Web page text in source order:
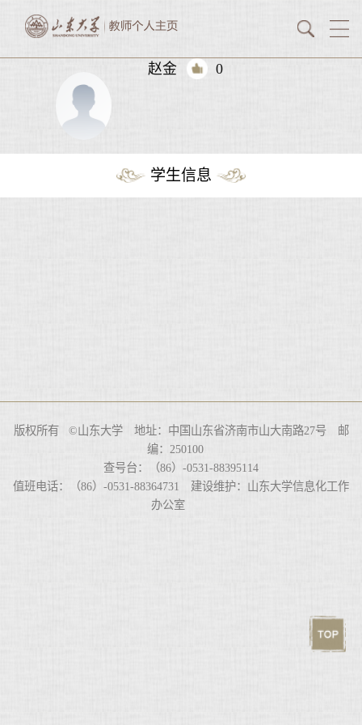
赵金 0
学生信息
版权所有 ©山东大学 地址：中国山东省济南市山大南路27号 邮
编：250100
查号台：（86）-0531-88395114
值班电话：（86）-0531-88364731 建设维护：山东大学信息化工作
办公室